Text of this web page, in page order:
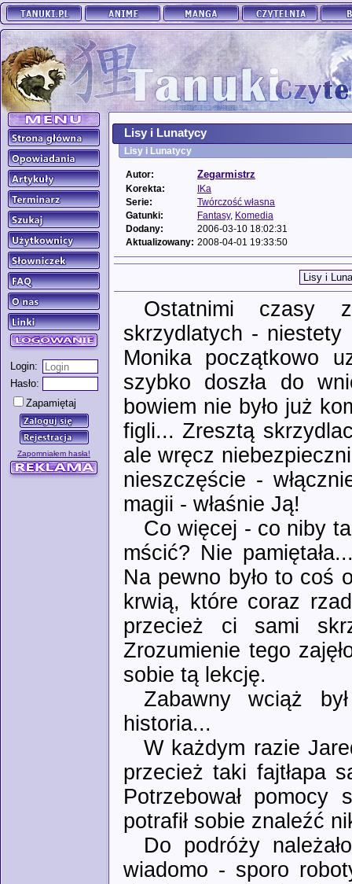
Login:
Hasło:
Zapamiętaj
Zapomniałem hasła!
Lisy i Lunatycy
Lisy i Lunatycy
Autor: Zegarmistrz
Korekta:
IKa
Serie:
Twórczość własna
Gatunki:
Fantasy, Komedia
Dodany:
2006-03-10 18:02:31
Aktualizowany: 2008-04-01 19:33:50
Ostatnimi czasy
skrzydlatych - niestety
Monika początkowo
szybko doszła do
bowiem nie było już
figli... Zresztą
ale wręcz
nieszczęście -
magii - właśnie Ją!
Co więcej - co niby
mścić? Nie
Na pewno było to coś
krwią, które coraz
przecież ci sami
Zrozumienie tego
sobie tą lekcję.
Zabawny wciąż
historia...
W każdym razie
przecież taki fajtłapa
Potrzebował
potrafił sobie znaleźć
Do podróży
wiadomo - sporo